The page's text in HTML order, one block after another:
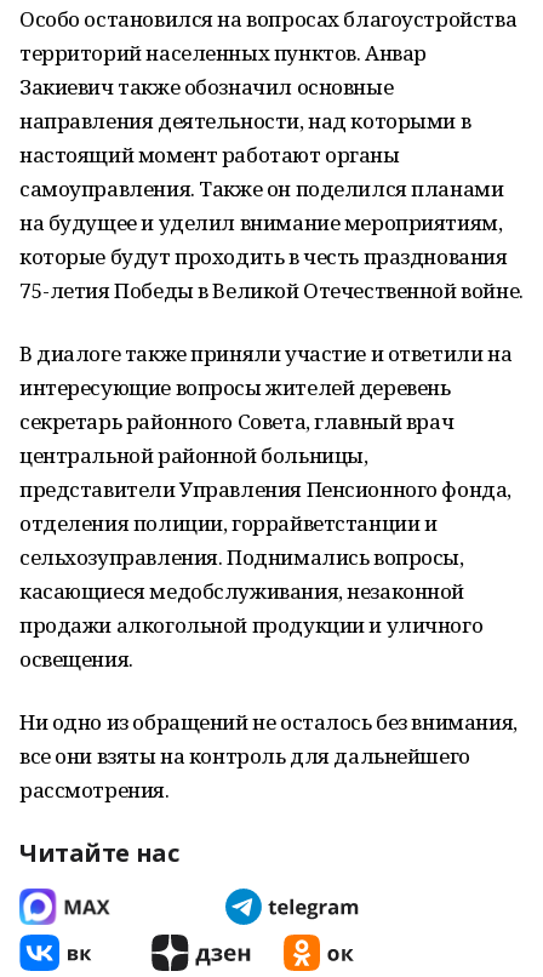
Особо остановился на вопросах благоустройства
территорий населенных пунктов. Анвар
Закиевич также обозначил основные
направления деятельности, над которыми в
настоящий момент работают органы
самоуправления. Также он поделился планами
на будущее и уделил внимание мероприятиям,
которые будут проходить в честь празднования
75-летия Победы в Великой Отечественной войне.
В диалоге также приняли участие и ответили на
интересующие вопросы жителей деревень
секретарь районного Совета, главный врач
центральной районной больницы,
представители Управления Пенсионного фонда,
отделения полиции, горрайветстанции и
сельхозуправления. Поднимались вопросы,
касающиеся медобслуживания, незаконной
продажи алкогольной продукции и уличного
освещения.
Ни одно из обращений не осталось без внимания,
все они взяты на контроль для дальнейшего
рассмотрения.
Читайте нас